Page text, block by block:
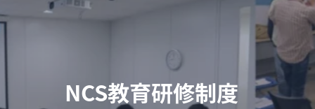
NCS教育研修制度